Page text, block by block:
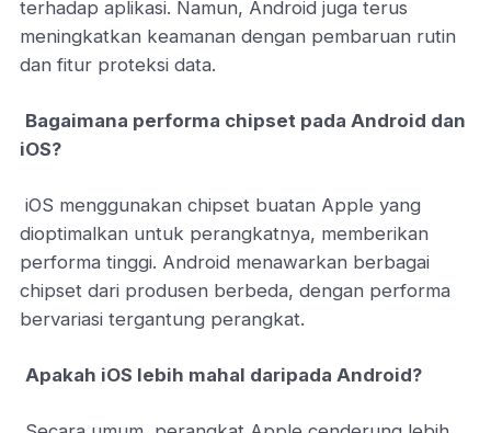
terhadap aplikasi. Namun, Android juga terus
meningkatkan keamanan dengan pembaruan rutin
dan fitur proteksi data.
Bagaimana performa chipset pada Android dan
iOS?
iOS menggunakan chipset buatan Apple yang
dioptimalkan untuk perangkatnya, memberikan
performa tinggi. Android menawarkan berbagai
chipset dari produsen berbeda, dengan performa
bervariasi tergantung perangkat.
Apakah iOS lebih mahal daripada Android?